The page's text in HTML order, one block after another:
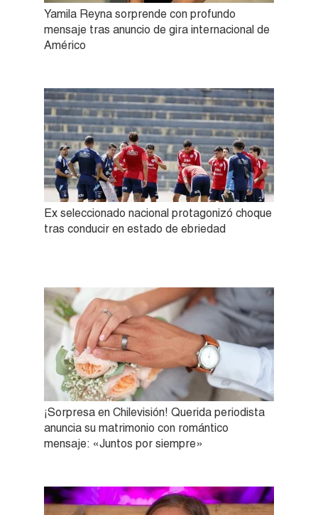
Yamila Reyna sorprende con profundo
mensaje tras anuncio de gira internacional de
Américo
Ex seleccionado nacional protagonizó choque
tras conducir en estado de ebriedad
¡Sorpresa en Chilevisión! Querida periodista
anuncia su matrimonio con romántico
mensaje: «Juntos por siempre»